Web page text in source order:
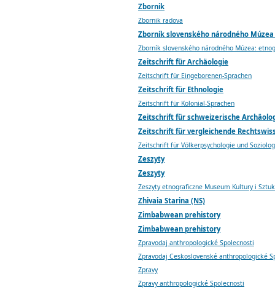
Zbornik
Zbornik radova
Zborník slovenského národného
Zborník slovenského národného Múzea:
Zeitschrift für Archäologie
Zeitschrift für Eingeborenen-Sprachen
Zeitschrift für Ethnologie
Zeitschrift für Kolonial-Sprachen
Zeitschrift für schweizerische
Zeitschrift für vergleichende
Zeitschrift für Völkerpsychologie und
Zeszyty
Zeszyty
Zeszyty etnograficzne Museum Kultury i
Zhivaia Starina (NS)
Zimbabwean prehistory
Zimbabwean prehistory
Zpravodaj anthropologické Spolecnosti
Zpravodaj Ceskoslovenské anthropologické
Zpravy
Zpravy anthropologické Spolecnosti